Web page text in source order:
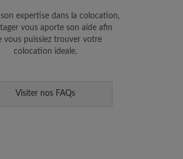
offres exclusives et des mises à
expertise dans la colocation,
vous aporte son aide afin
vous puissiez trouver votre
colocation ideale.
Visiter nos FAQs